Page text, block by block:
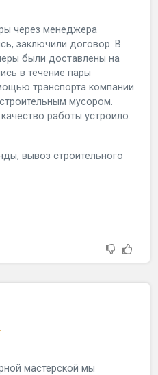
через менеджера
заключили договор. В
были доставлены на
в течение пары
транспорта компании
мусором.
работы устроило.
вывоз строительного
мастерской мы